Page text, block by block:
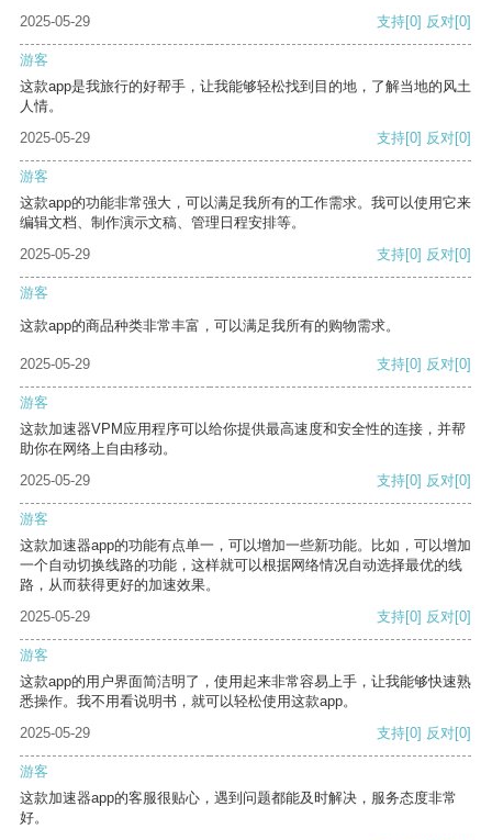
2025-05-29
支持[0] 反对[0]
游客
这款app是我旅行的好帮手，让我能够轻松找到目的地，了解当地的风土
人情。
2025-05-29
支持[0] 反对[0]
游客
这款app的功能非常强大，可以满足我所有的工作需求。我可以使用它来
编辑文档、制作演示文稿、管理日程安排等。
2025-05-29
支持[0] 反对[0]
游客
这款app的商品种类非常丰富，可以满足我所有的购物需求。
2025-05-29 支持[0] 反对[0]
游客
这款加速器VPM应用程序可以给你提供最高速度和安全性的连接，并帮
助你在网络上自由移动。
2025-05-29
支持[0] 反对[0]
游客
这款加速器app的功能有点单一，可以增加一些新功能。比如，可以增加
一个自动切换线路的功能，这样就可以根据网络情况自动选择最优的线
路，从而获得更好的加速效果。
2025-05-29
支持[0] 反对[0]
游客
这款app的用户界面简洁明了，使用起来非常容易上手，让我能够快速熟
悉操作。我不用看说明书，就可以轻松使用这款app。
2025-05-29
支持[0] 反对[0]
游客
这款加速器app的客服很贴心，遇到问题都能及时解决，服务态度非常
好。